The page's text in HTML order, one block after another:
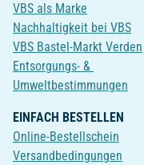
VBS als Marke
Nachhaltigkeit bei VBS
VBS Bastel-Markt Verden
Entsorgungs- &
Umweltbestimmungen
EINFACH BESTELLEN
Online-Bestellschein
Versandbedingungen